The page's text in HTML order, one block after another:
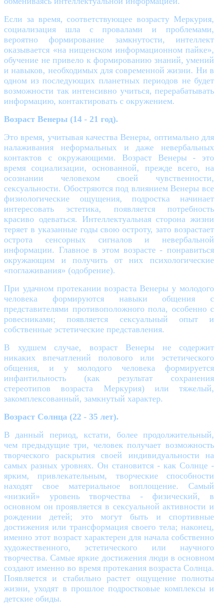
Если за время, соответствующее возрасту Меркурия,
социализация шла с провалами и проблемами,
вероятно формирование замкнутости, интеллект
оказывается «на нищенском информационном пайке»,
обучение не привело к формированию знаний, умений
и навыков, необходимых для современной жизни. Ни в
одном из последующих планетных периодов не будет
возможности так интенсивно учиться, перерабатывать
информацию, контактировать с окружением.
Возраст Венеры (14 - 21 год).
Это время, учитывая качества Венеры, оптимально для
налаживания неформальных и даже невербальных
контактов с окружающими. Возраст Венеры - это
время социализации, основанной, прежде всего, на
осознании человеком своей чувственности,
сексуальности. Обостряются под влиянием Венеры все
физиологические ощущения, подростка начинает
интересовать эстетика, появляется потребность
красиво одеваться. Интеллектуальная сторона жизни
теряет в указанные годы свою остроту, зато возрастает
острота сенсорных сигналов и невербальной
информации. Главное в этом возрасте - понравиться
окружающим и получить от них психологические
«поглаживания» (одобрение).
При удачном протекании возраста Венеры у молодого
человека формируются навыки общения с
представителями противоположного пола, особенно с
ровесниками; появляется сексуальный опыт и
собственные эстетические представления.
В худшем случае, возраст Венеры не содержит
никаких впечатлений полового или эстетического
общения, и у молодого человека формируется
инфантильность (как результат сохранения
стереотипов возраста Меркурия) или тяжелый,
закомплексованный, замкнутый характер.
Возраст Солнца (22 - 35 лет).
В данный период, кстати, более продолжительный,
чем предыдущие три, человек получает возможность
творческого раскрытия своей индивидуальности на
самых разных уровнях. Он становится - как Солнце -
ярким, привлекательным, творческие способности
находят свое материальное воплощение. Самый
«низкий» уровень творчества - физический, в
основном он проявляется в сексуальной активности и
рождении детей; это могут быть и спортивные
достижения или трансформация своего тела; наконец,
именно этот возраст характерен для начала собственно
художественного, эстетического или научного
творчества. Самые яркие достижения люди в основном
создают именно во время протекания возраста Солнца.
Появляется и стабильно растет ощущение полноты
жизни, уходят в прошлое подростковые комплексы и
детские обиды.